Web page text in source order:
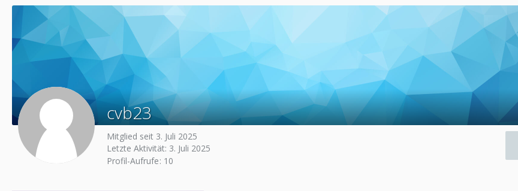
cvb23
Mitglied seit 3. Juli 2025
Letzte Aktivität: 3. Juli 2025
Profil-Aufrufe 10